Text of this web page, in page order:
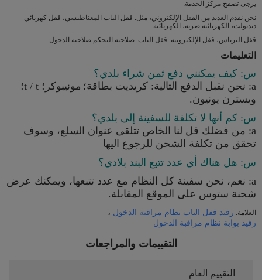
يرجى تصفح مركز الخدمة.
نحن نقدم العديد من القفل الإلكتروني، مثل: قفل الباب المغناطيسي، قفل كهربائي
ديدبولت، الكهربائية ضربة، الكهربائية
قفل الترباس، قفل الإلكترونية. قفل الباب. صلاحية التحكم صلاحية الدخول.
التعليمات
س: كيف يمكنني دفع ثمن شراء بلدي؟
a: نحن نقبل الدفع التالية: كريديت بطاقة؛
مونيبوكر؛ t / t؛
ويسترن يونيون.
س: كم أنها لا تكلفة للسفينة إلى بلدي؟
a: من فضلك قل لنا الخاص تتلقى عنوان السلع، وسوف
تحقق من تكلفة الشحن للرجوع اليها
س: هل هناك أي عدد تتبع البند بلادي؟
a: نعم، نحن سفينة كل النظام مع عدد تتبعها، ويمكنك عرض
شحنة ستوس على الموقع المقابلة.
العلامة: رفيد قفل الباب نظام مراقبة الدخول ،
رفيد بوابة نظام مراقبة الدخول
التقييمات والمراجعات
التقييم العام